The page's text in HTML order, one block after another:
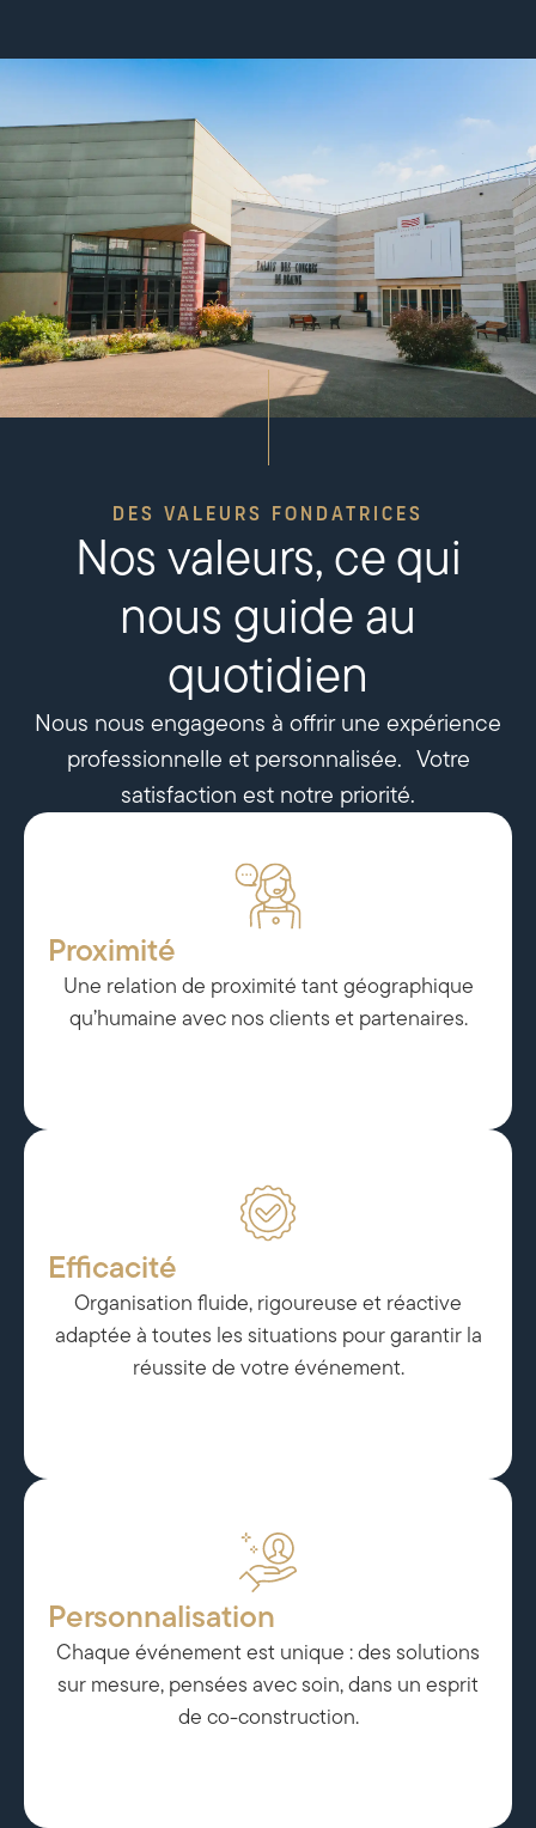
DES VALEURS FONDATRICES
Nos valeurs, ce qui
nous guide au
quotidien
Nous nous engageons à offrir une expérience
professionnelle et personnalisée. Votre
satisfaction est notre priorité.
Proximité
Une relation de proximité tant géographique
qu’humaine avec nos clients et partenaires.
Efficacité
Organisation fluide, rigoureuse et réactive
adaptée à toutes les situations pour garantir la
réussite de votre événement.
Personnalisation
Chaque événement est unique : des solutions
sur mesure, pensées avec soin, dans un esprit
de co-construction.